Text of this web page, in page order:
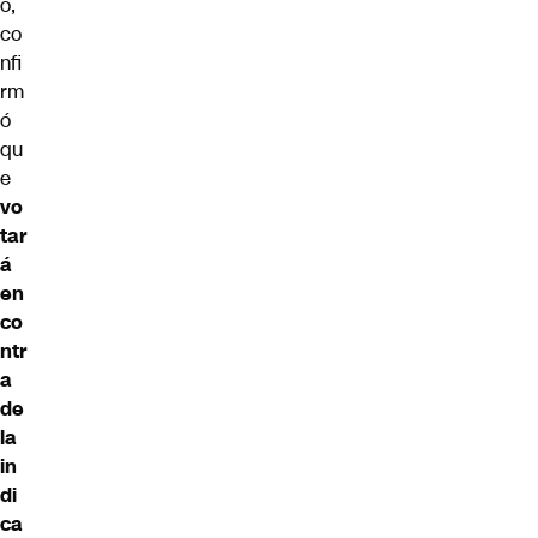
co
nfi
rm
ó
qu
e
vo
tar
á
en
co
ntr
a
de
la
in
di
ca